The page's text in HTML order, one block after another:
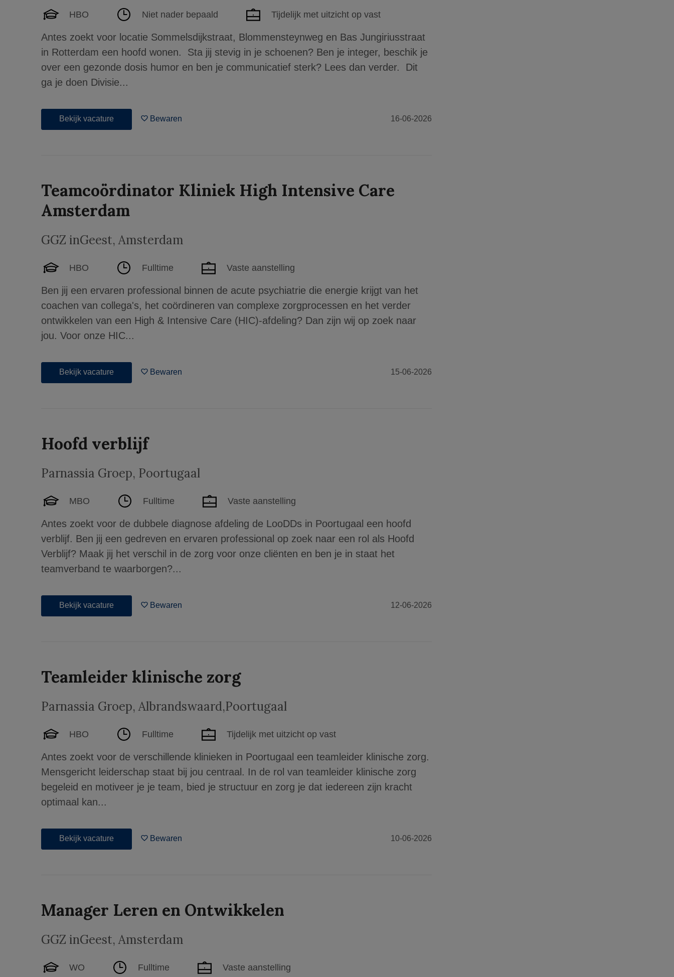
HBO Niet nader bepaald Tijdelijk met uitzicht op vast
Antes zoekt voor locatie Sommelsdijkstraat, Blommensteynweg en Bas Jungiriusstraat
in Rotterdam een hoofd wonen. Sta jij stevig in je schoenen? Ben je integer, beschik je
over een gezonde dosis humor en ben je communicatief sterk? Lees dan verder. Dit
ga je doen Divisie...
Bekijk vacature Bewaren 16-06-2026
Teamcoördinator Kliniek High Intensive Care
Amsterdam
GGZ inGeest,Amsterdam
HBO Fulltime Vaste aanstelling
Ben jij een ervaren professional binnen de acute psychiatrie die energie krijgt van het
coachen van collega's, het coördineren van complexe zorgprocessen en het verder
ontwikkelen van een High & Intensive Care (HIC)-afdeling? Dan zijn wij op zoek naar
jou. Voor onze HIC...
Bekijk vacature Bewaren 15-06-2026
Hoofd verblijf
Parnassia Groep, Poortugaal
MBO Fulltime Vaste aanstelling
Antes zoekt voor de dubbele diagnose afdeling de LooDDs in Poortugaal een hoofd
verblijf. Ben jij een gedreven en ervaren professional op zoek naar een rol als Hoofd
Verblijf? Maak jij het verschil in de zorg voor onze cliënten en ben je in staat het
teamverband te waarborgen?...
Bekijk vacature Bewaren 12-06-2026
Teamleider klinische zorg
Parnassia Groep,Albrandswaard,Poortugaal
HBO Fulltime Tijdelijk met uitzicht op vast
Antes zoekt voor de verschillende klinieken in Poortugaal een teamleider klinische zorg.
Mensgericht leiderschap staat bij jou centraal. In de rol van teamleider klinische zorg
begeleid en motiveer je je team, bied je structuur en zorg je dat iedereen zijn kracht
optimaal kan...
Bekijk vacature Bewaren 10-06-2026
Manager Leren en Ontwikkelen
GGZ inGeest,Amsterdam
WO Fulltime Vaste aanstelling